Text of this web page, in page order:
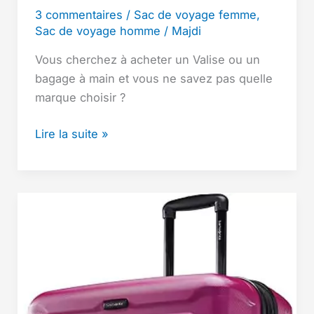
3 commentaires / Sac de voyage femme,
Sac de voyage homme / Majdi
Vous cherchez à acheter un Valise ou un
bagage à main et vous ne savez pas quelle
marque choisir ?
Samsonite
meilleurs
Lire la suite »